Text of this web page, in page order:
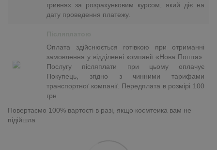
гривнях за розрахунковим курсом, який діє на
дату проведення платежу.
Оплата здійснюється готівкою при отриманні
замовлення у відділенні компанії «Нова Пошта».
Послугу післяплати при цьому оплачує
Покупець, згідно з чинними тарифами
транспортної компанії. Передплата в розмірі 100
грн
Повертаємо 100% вартості в разі, якщо космтеика вам не
підійшла